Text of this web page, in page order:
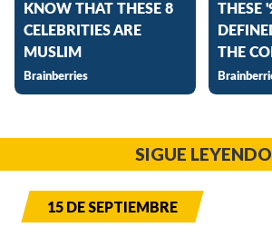
SIGUE LEYENDO
15 DE SEPTIEMBRE